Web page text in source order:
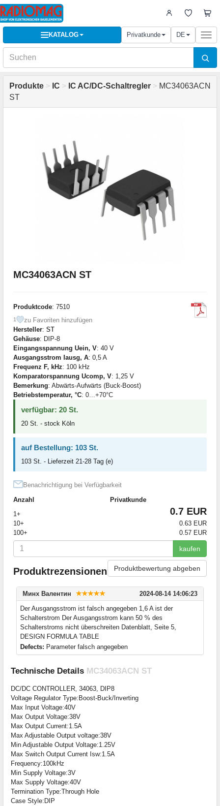
KATALOG Privatkunde DE
Produkte > IC > IC AC/DC-Schaltregler > MC34063ACN
ST
MC34063ACN ST
Produktcode: 7510
1
zu Favoriten hinzufügen
Hersteller: ST
Gehäuse: DIP-8
Eingangsspannung Uein, V: 40 V
Ausgangsstrom Iausg, A: 0,5 A
Frequenz F, kHz: 100 kHz
Komparatorspannung Ucomp, V: 1,25 V
Bemerkung: Abwärts-Aufwärts (Buck-Boost)
Betriebstemperatur, °C: 0…+70°С
verfügbar: 20 St.
20 St. - stock Köln
auf Bestellung: 103 St.
103 St. - Lieferzeit 21-28 Tag (e)
Benachrichtigung bei Verfügbarkeit
Anzahl
Privatkunde
1+
0.7 EUR
10+
0.63 EUR
100+
0.57 EUR
kaufen
Produktrezensionen Produktbewertung abgeben
Минх Валентин
2024-08-14 14:06:23
Der Ausgangsstrom ist falsch angegeben 1,6 A ist der
Schalterstrom Der Ausgangsstrom kann 50 % des
Schalterstroms nicht überschreiten Datenblatt, Seite 5,
DESIGN FORMULA TABLE
Defects: Parameter falsch angegeben
Technische Details MC34063ACN ST
DC/DC CONTROLLER, 34063, DIP8
Voltage Regulator Type:Boost-Buck/Inverting
Max Input Voltage:40V
Max Output Voltage:38V
Max Output Current:1.5A
Max Adjustable Output voltage:38V
Min Adjustable Output Voltage:1.25V
Max Switch Output Current Isw:1.5A
Frequency:100kHz
Min Supply Voltage:3V
Max Supply Voltage:40V
Termination Type:Through Hole
Case Style:DIP